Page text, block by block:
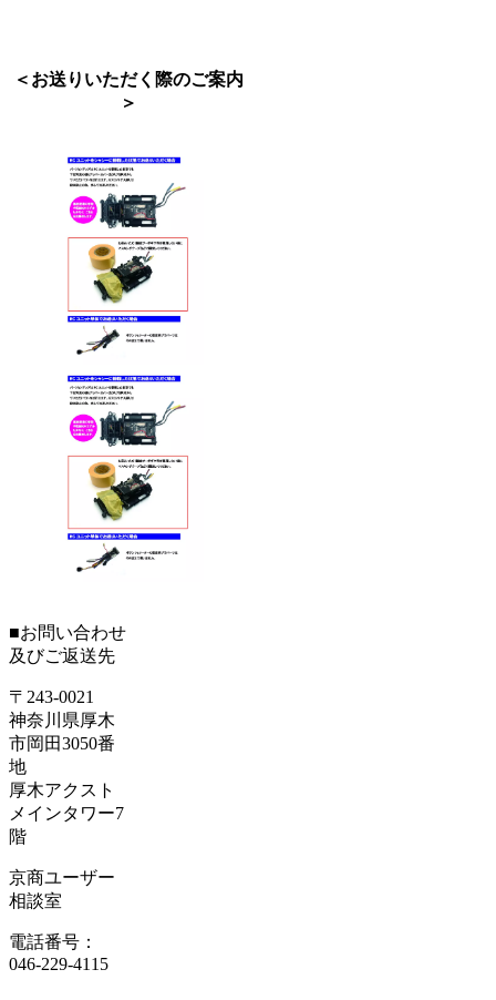
＜お送りいただく際のご案内
＞
■お問い合わせ
及びご返送先
〒243-0021
神奈川県厚木
市岡田3050番
地
厚木アクスト
メインタワー7
階
京商ユーザー
相談室
電話番号：
046-229-4115